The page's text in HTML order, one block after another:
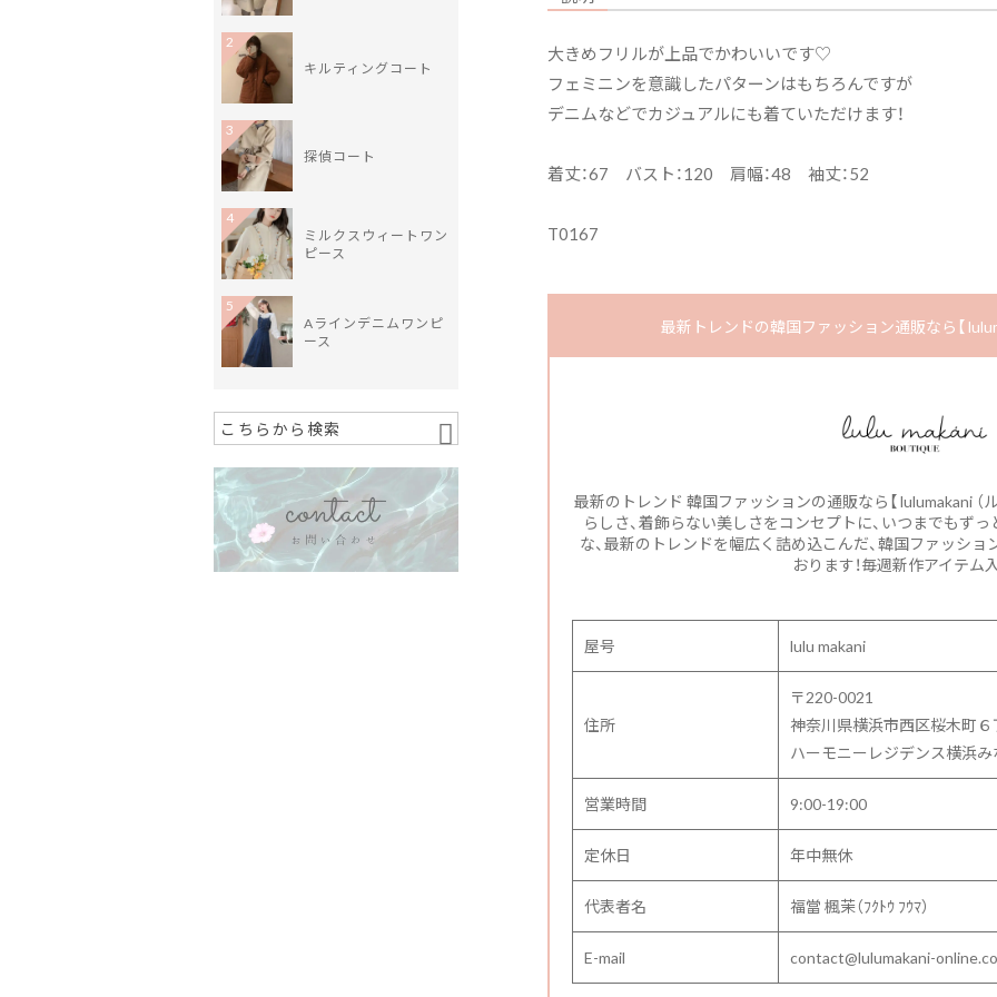
大きめフリルが上品でかわいいです♡
フェミニンを意識したパターンはもちろんですが
デニムなどでカジュアルにも着ていただけます！
着丈：67 バスト：120 肩幅：48 袖丈：52
T0167
最新トレンドの韓国ファッション通販なら【
最新のトレンド 韓国ファッションの通販なら【 lulumakani （
らしさ、着飾らない美しさをコンセプトに、いつまでもずっ
な、最新のトレンドを幅広く詰め込こんだ、韓国ファッシ
おります！毎週新作アイテム
屋号 lulu makani
住所
〒220-0021
神奈川県横浜市西区桜木町６
ハーモニーレジデンス横浜
営業時間 9:00-19:00
定休日 年中無休
代表者名 福當 楓茉（ﾌｸﾄｳ ﾌｳﾏ）
E-mail contact@lulumakani-
キルティングコート
2
探偵コート
3
ミルクスウィートワン
ピース
4
Aラインデニムワンピ
ース
5